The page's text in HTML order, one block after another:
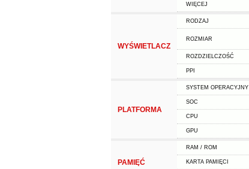
WIĘCEJ
WYŚWIETLACZ
RODZAJ
ROZMIAR
ROZDZIELCZOŚĆ
PPI
PLATFORMA
SYSTEM OPERACYJNY
SOC
CPU
GPU
PAMIĘĆ
RAM / ROM
KARTA PAMIĘCI